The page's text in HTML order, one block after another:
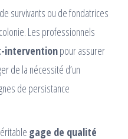
survivants ou de fondatrices
Les professionnels
interventionpour assurer
de la nécessité d’un
de persistance
gage de qualité